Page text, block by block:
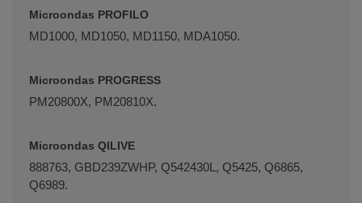
Microondas PROFILO
MD1000, MD1050, MD1150, MDA1050.
Microondas PROGRESS
PM20800X, PM20810X.
Microondas QILIVE
888763, GBD239ZWHP, Q542430L, Q5425, Q6865,
Q6989.